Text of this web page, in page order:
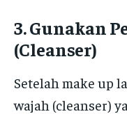
3. Gunakan
(Cleanser)
Setelah make up
wajah (cleanser)